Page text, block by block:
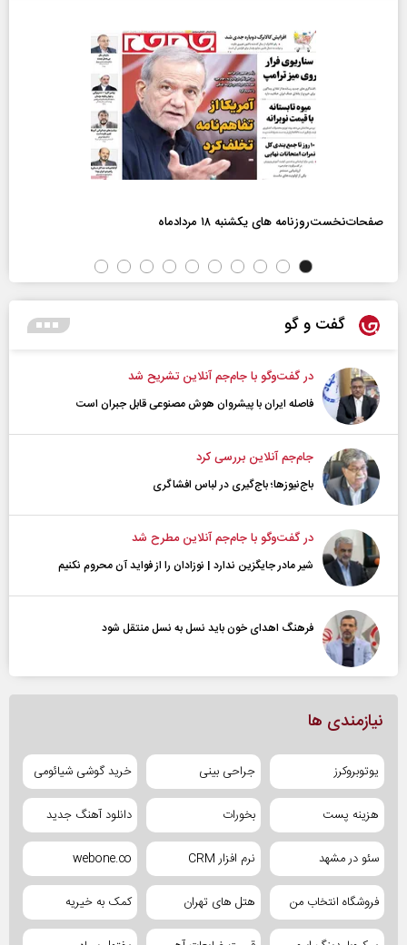
صفحات‌نخست‌روزنامه ها‌ی یکشنبه ۱۸ مردادماه
گفت و گو
در گفت‌و‌گو با جام‌جم آنلاین تشریح شد
فاصله ایران با پیشرو‌ان هوش مصنوعی قابل جبران است
جام‌جم آنلاین بررسی کرد
باج‌نیوزها؛ باج‌گیری در لباس افشاگری
در گفت‌و‌گو با جام‌جم آنلاین مطرح شد
شیر مادر جایگزین ندارد | نوزادان را از فواید آن محروم نکنیم
فرهنگ اهدای خون باید نسل به نسل منتقل شود
نیازمندی ها
یوتوبروکرز جراحی بینی خرید گوشی شیائومی
هزینه پست بخورات دانلود آهنگ جدید
سئو در مشهد نرم افزار CRM webone.co
فروشگاه انتخاب من هتل های تهران کمک به خیریه